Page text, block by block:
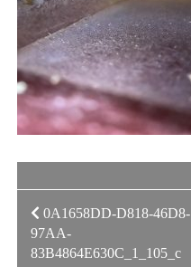
投
稿
0A1658DD-D818-46D8-
97AA-
83B4864E630C_1_105_c